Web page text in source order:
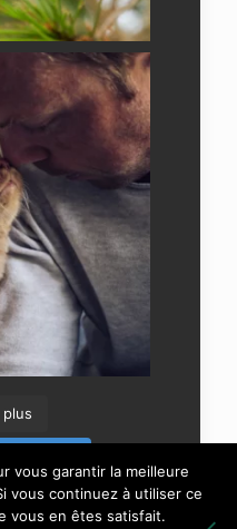
vous garantir la meilleure
vous continuez à utiliser ce
vous en êtes satisfait.